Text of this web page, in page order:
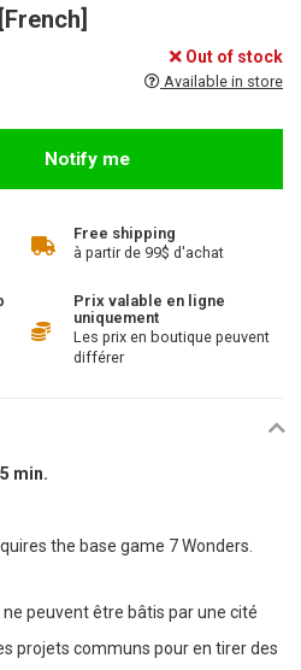
Out of stock
Available in store
Notify me
Free shipping
à partir de 99$ d'achat
Prix valable en ligne
uniquement
Les prix en boutique peuvent
différer
min.
the base game 7 Wonders.
peuvent être bâtis par une cité
projets communs pour en tirer des